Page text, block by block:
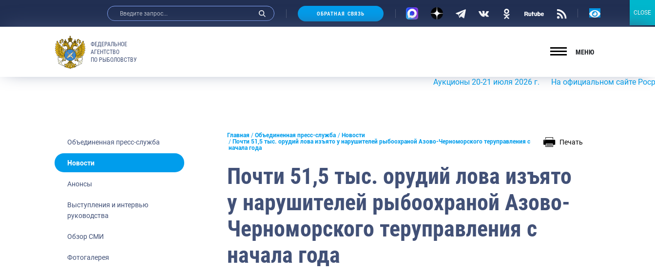
Анонсы
Отраслевые СМИ
Выставки и конференции
Рыбоохрана России
Отрасль в цифрах
Большая африканская экспедиция
ОБРАТНАЯ СВЯЗЬ
Версия
ФЕДЕРАЛЬНОЕ
АГЕНТСТВО
ПО РЫБОЛОВСТВУ
МЕНЮ
Аукционы 20-21 июля 2026 г. На официальном сайте
Объединенная пресс-служба
Новости
Анонсы
Выступления и интервью
руководства
Обзор СМИ
Фотогалерея
Главная Объединенная пресс-служба
Новости
Почти 51,5 тыс. орудий лова изъято у нарушителей рыбоохраной Азово-Черноморского теруправления с
начала года
Печать
Почти 51,5 тыс. орудий лова изъято
у нарушителей рыбоохраной Азово-
Черноморского теруправления с
начала года
CLOSE
CLOSE